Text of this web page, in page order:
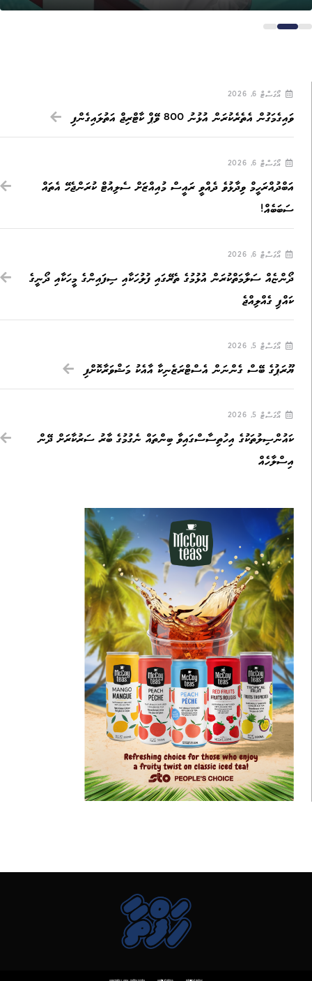
އޯގަސްޓް 6, 2026
ވައިގެމަގުން އެތެރެކުރަން އުޅުނު 800 ވޭޕް ކާޓްރިޖް އަތުލައިގެންފި
އޯގަސްޓް 6, 2026
އަބްދުއްރަހީމް ވިދާޅުވެ ދެއްވީ ރައީސް މުއިއްޒަށް ސެލިއުޓް ކުރަންޖެހޭ އެތައް
ސަބަބެއް!
އޯގަސްޓް 6, 2026
ދޯންޏެއް ސަލާމަތްކުރަން އުޅުމުގެ ތެރޭގައި ފުލުހަކާއި ސިފައިންގެ މީހަކާއި ދޯނީގެ
ކައްޕި ގެއްލިއްޖެ
އޯގަސްޓް 5, 2026
ޔޫރަޕުގެ ބޭސް ގެންނަން އެސްޓްރަޒެނިކާ އާއެކު މަޝްވަރާކޮށްފި
އޯގަސްޓް 5, 2026
ކައުންސިލުތަކުގެ އިހުތިސާސްގައިވާ ބިންތައް ނެގުމުގެ ބާރު ސަރުކާރަށް ދޭން
އިސްލާހެއް
Editorial Policy
Code of Ethics
Copyright © 2014 . Haftha Media